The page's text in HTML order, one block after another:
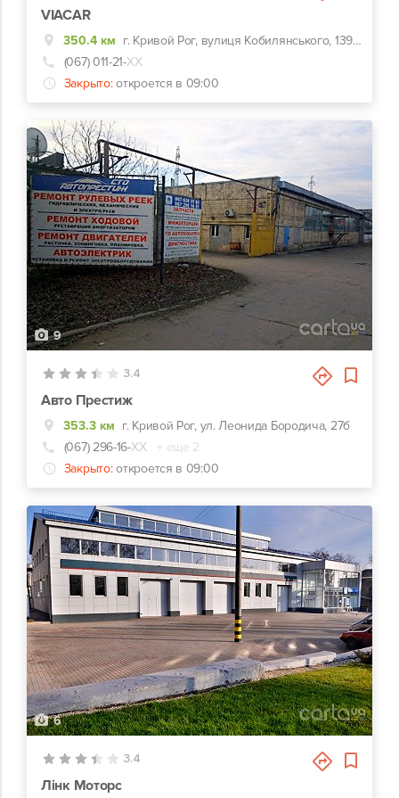
VIACAR
350.4 км
г. Кривой Рог, вулиця Кобилянського, 139К, 139К
(067) 011-21-ХХ
Закрыто: откроется в 09:00
9
3.4
Авто Престиж
353.3 км г. Кривой Рог, ул. Леонида Бородича, 27б
(067) 296-16-ХХ
+ еще 2
Закрыто: откроется в 09:00
6
3.4
Лінк Моторс